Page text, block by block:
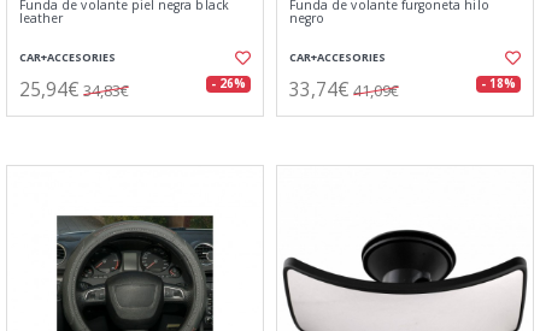
Funda de volante piel negra black
leather
CAR+ACCESORIES
25,94€ 34,83€ - 26%
Funda de volante furgoneta hilo
negro
CAR+ACCESORIES
33,74€ 41,09€ - 18%